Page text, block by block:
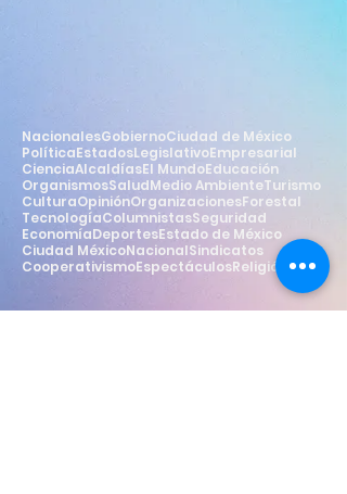
NacionalesGobiernoCiudad de México
PolíticaEstadosLegislativoEmpresarial
CienciaAlcaldíasEl MundoEducación
OrganismosSaludMedio AmbienteTurismo
CulturaOpiniónOrganizacionesForestal
TecnologíaColumnistasSeguridad
EconomíaDeportesEstado de México
Ciudad MéxicoNacionalSindicatos
CooperativismoEspectáculosReligión Estilo